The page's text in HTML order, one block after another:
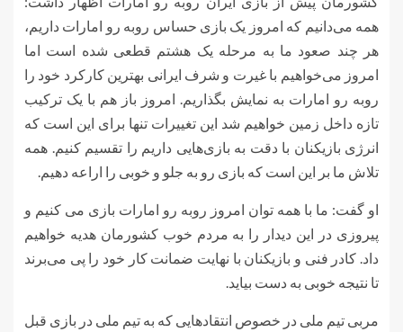
همه می‌دانیم که امروز یک بازی حساس روبه رو امارات داریم،
هر چند صعود ما به مرحله یک هشتم قطعی شده است اما
امروز می‌خواهیم با غیرت و شرف ایرانی بهترین کارکرد خود را
روبه رو امارات به نمایش بگذاریم. امروز باز هم با یک ترکیب
تازه داخل زمین خواهیم شد این تغییرات تنها برای این است که
انرژی بازیکنان با دقت به بازی‌هایی داریم را تقسیم کنیم. همه
تلاش ما بر این است که بازی رو به جلو و خوبی را اراعه دهیم.
او گفت: ما با همه توان امروز روبه رو امارات بازی می کنیم و
پیروزی در این دیدار را به مردم خوب کشورمان هدیه خواهیم
داد. کادر فنی و بازیکنان با نهایت ضمانت کار خود را پی می‌برند
تا نتیجه خوبی به دست بیاید.
مربی تیم ملی در خصوص انتقادهایی که به تیم ملی در بازی قبل